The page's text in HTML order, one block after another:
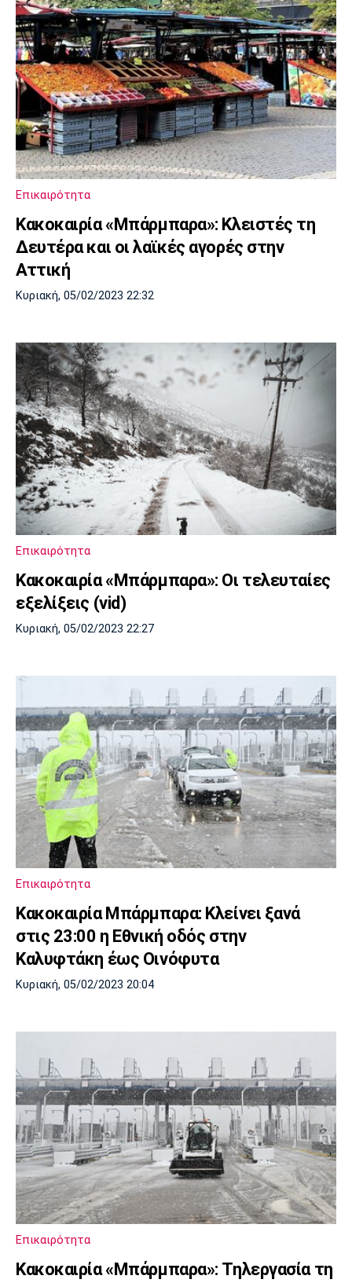
Επικαιρότητα
Κακοκαιρία «Μπάρμπαρα»: Κλειστές τη
Δευτέρα και οι λαϊκές αγορές στην
Αττική
Κυριακή, 05/02/2023 22:32
Επικαιρότητα
Κακοκαιρία «Μπάρμπαρα»: Οι τελευταίες
εξελίξεις (vid)
Κυριακή, 05/02/2023 22:27
Επικαιρότητα
Κακοκαιρία Μπάρμπαρα: Κλείνει ξανά
στις 23:00 η Εθνική οδός στην
Καλυφτάκη έως Οινόφυτα
Κυριακή, 05/02/2023 20:04
Επικαιρότητα
Κακοκαιρία «Μπάρμπαρα»: Τηλεργασία τη